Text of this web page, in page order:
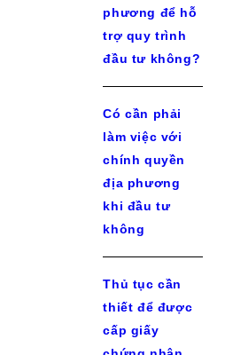
phương để hỗ
trợ quy trình
đầu tư không?
Có cần phải
làm việc với
chính quyền
địa phương
khi đầu tư
không
Thủ tục cần
thiết để được
cấp giấy